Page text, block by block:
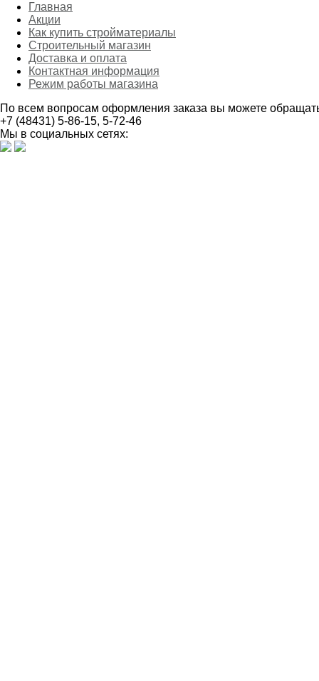
Главная
Акции
Как купить стройматериалы
Строительный магазин
Доставка и оплата
Контактная информация
Режим работы магазина
По всем вопросам оформления заказа вы можете
+7 (48431) 5-86-15, 5-72-46
Мы в социальных сетях: